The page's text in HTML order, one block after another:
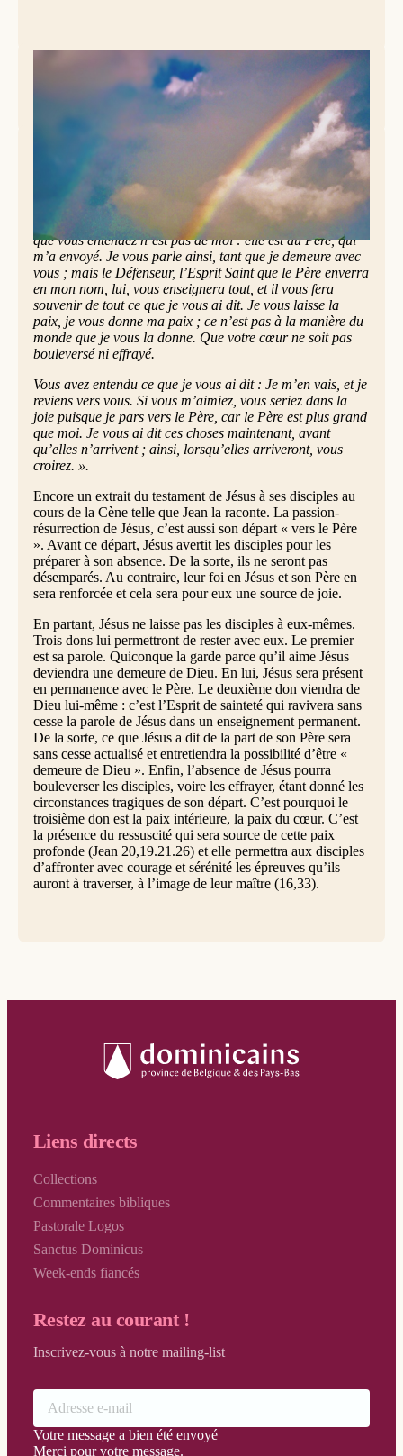
crédit photo : Dominicains de Belgique
Des dons pour vivre l’absence (Jean 14,23-29)
[Jésus disait à ses disciples :] « Si quelqu’un m’aime, il
gardera ma parole ; mon Père l’aimera, nous viendrons
vers lui et, chez lui, nous nous ferons une demeure. Celui
qui ne m’aime pas ne garde pas mes paroles. Or, la parole
que vous entendez n’est pas de moi : elle est du Père, qui
m’a envoyé. Je vous parle ainsi, tant que je demeure avec
vous ; mais le Défenseur, l’Esprit Saint que le Père enverra
en mon nom, lui, vous enseignera tout, et il vous fera
souvenir de tout ce que je vous ai dit. Je vous laisse la
paix, je vous donne ma paix ; ce n’est pas à la manière du
monde que je vous la donne. Que votre cœur ne soit pas
bouleversé ni effrayé.
Vous avez entendu ce que je vous ai dit : Je m’en vais, et je
reviens vers vous. Si vous m’aimiez, vous seriez dans la
joie puisque je pars vers le Père, car le Père est plus grand
que moi. Je vous ai dit ces choses maintenant, avant
qu’elles n’arrivent ; ainsi, lorsqu’elles arriveront, vous
croirez. ».
Encore un extrait du testament de Jésus à ses disciples au
cours de la Cène telle que Jean la raconte. La passion-
résurrection de Jésus, c’est aussi son départ « vers le Père
». Avant ce départ, Jésus avertit les disciples pour les
préparer à son absence. De la sorte, ils ne seront pas
désemparés. Au contraire, leur foi en Jésus et son Père en
sera renforcée et cela sera pour eux une source de joie.
En partant, Jésus ne laisse pas les disciples à eux-mêmes.
Trois dons lui permettront de rester avec eux. Le premier
est sa parole. Quiconque la garde parce qu’il aime Jésus
deviendra une demeure de Dieu. En lui, Jésus sera présent
en permanence avec le Père. Le deuxième don viendra de
Dieu lui-même : c’est l’Esprit de sainteté qui ravivera sans
cesse la parole de Jésus dans un enseignement permanent.
De la sorte, ce que Jésus a dit de la part de son Père sera
sans cesse actualisé et entretiendra la possibilité d’être «
demeure de Dieu ». Enfin, l’absence de Jésus pourra
bouleverser les disciples, voire les effrayer, étant donné les
circonstances tragiques de son départ. C’est pourquoi le
troisième don est la paix intérieure, la paix du cœur. C’est
la présence du ressuscité qui sera source de cette paix
profonde (Jean 20,19.21.26) et elle permettra aux disciples
d’affronter avec courage et sérénité les épreuves qu’ils
auront à traverser, à l’image de leur maître (16,33).
Liens directs
Collections
Commentaires bibliques
Pastorale Logos
Sanctus Dominicus
Week-ends fiancés
Restez au courant !
Inscrivez-vous à notre mailing-list
Votre message a bien été envoyé
Merci pour votre message.